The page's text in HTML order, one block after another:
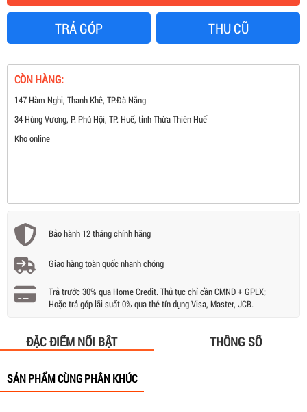
TRẢ GÓP THU CŨ
CÒN HÀNG:
147 Hàm Nghi, Thanh Khê, TP.Đà Nẵng
34 Hùng Vương, P. Phú Hội, TP. Huế, tỉnh Thừa Thiên Huế
Kho online
Bảo hành 12 tháng chính hãng
Giao hàng toàn quốc nhanh chóng
Trả trước 30% qua Home Credit. Thủ tục chỉ cần CMND + GPLX;
Hoặc trả góp lãi suất 0% qua thẻ tín dụng Visa, Master, JCB.
ĐẶC ĐIỂM NỔI BẬT THÔNG SỐ
SẢN PHẨM CÙNG PHÂN KHÚC